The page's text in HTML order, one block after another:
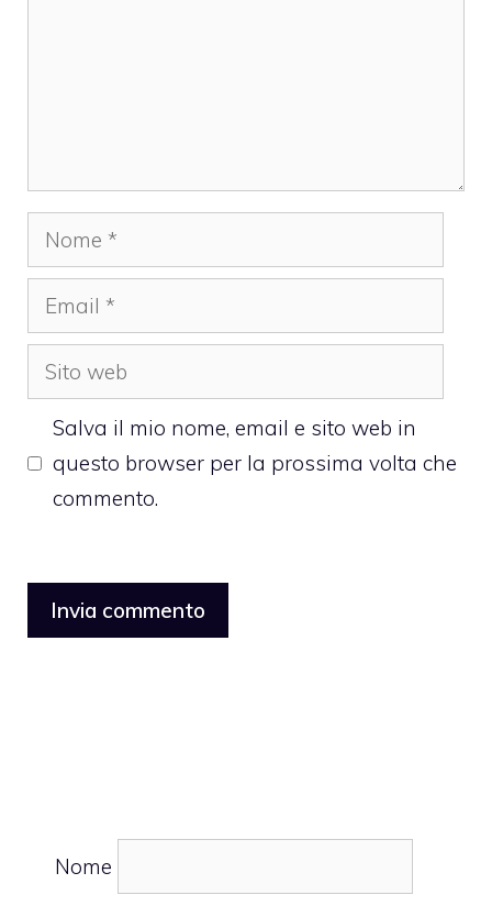
Nome
Email
Sito
web
Salva il mio nome, email e sito web in
questo browser per la prossima volta che
commento.
Nome